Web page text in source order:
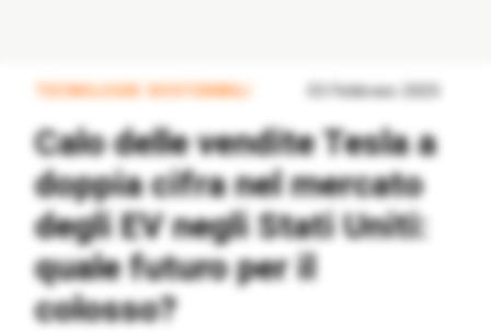
TECNOLOGIE SOSTENIBILI
Calo delle vendite Tesla a
doppia cifra nel mercato
degli EV negli Stati Uniti:
quale futuro per il
colosso?